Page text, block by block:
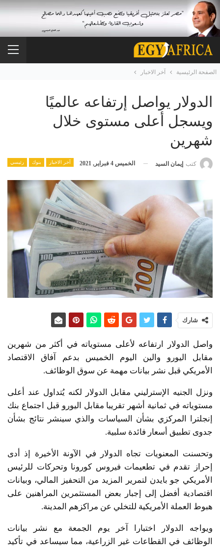
الصفحة الرئيسية آخر الاخبار
الدولار يواصل إرتفاعه عالميًا
ويسجل أعلى مستوى خلال
شهرين
آخر الاخبار بنوك رئيسي كتب إيمان السيد الخميس 4 فبراير, 2021
شارك
واصل الدولار ارتفاعه لأعلى مستوياته في أكثر من شهرين
مقابل اليورو والين اليوم الخميس بدعم آفاق الاقتصاد
الأمريكي قبل نشر بيانات مهمة عن سوق الوظائف.
ونزل الجنيه الإسترليني مقابل الدولار لكنه يُتداول عند أعلى
مستوياته في ثمانية أشهر تقريبا مقابل اليورو قبل اجتماع بنك
إنجلترا المركزي بشأن السياسات والذي سينشر نتائج بشأن
جدوى تطبيق أسعار فائدة سلبية.
وتحسنت المعنويات تجاه الدولار في الآونة الأخيرة إذ أدى
إحراز تقدم في تطعيمات فيروس كورونا وتحركات للرئيس
الأمريكي جو بايدن لتمرير المزيد من التحفيز المالي، وبيانات
اقتصادية أفضل إلى إجبار بعض المستثمرين المراهنين على
هبوط العملة الأمريكية للتخلي عن مراكزهم المدينة.
ويواجه الدولار اختبارا آخر يوم الجمعة مع نشر بيانات
الوظائف في القطاعات غير الزراعية، مما سيساعد في تأكيد